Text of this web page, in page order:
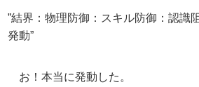
”結界：物理防御：スキル防御：認識
発動”
お！本当に発動した。